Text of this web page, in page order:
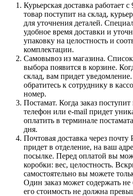
Курьерская доставка работает
товар поступит на склад,
для уточнения деталей.
удобное время доставки и
упаковку на целостность и
комплектации.
Самовывоз из магазина.
выбора появится в корзине.
склад, вам придет
обратитесь к сотруднику в
номер.
Постамат. Когда заказ
телефон или e-mail придет
оплатить в терминале
дня.
Почтовая доставка через почту
придет в отделение, на ваш
посылке. Перед оплатой вы
коробки: вес, целостность.
самостоятельно вы можете
Один заказ может содержать
его стоимость не должна